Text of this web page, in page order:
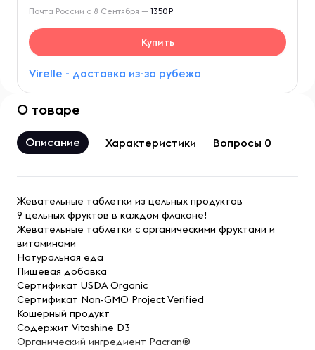
Virelle - доставка из-за рубежа
Почта России с 8 Сентября — 1350₽
Купить
О товаре
Описание Характеристики Вопросы 0
Жевательные таблетки из цельных продуктов
9 цельных фруктов в каждом флаконе!
Жевательные таблетки с органическими фруктами и
витаминами
Натуральная еда
Пищевая добавка
Сертификат USDA Organic
Сертификат Non-GMO Project Verified
Кошерный продукт
Содержит Vitashine D3
Органический ингредиент Pacran®